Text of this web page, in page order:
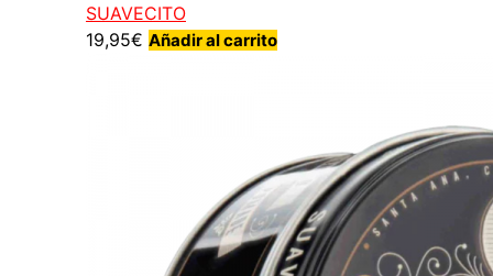
SUAVECITO
19,95€ Añadir al carrito